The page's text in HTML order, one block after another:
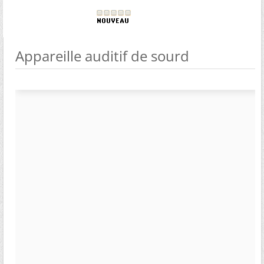
Appareille auditif de sourd